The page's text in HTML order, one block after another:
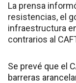
La prensa
resistencias, el
infraestructura
contrarios al
Se prevé que el
barreras